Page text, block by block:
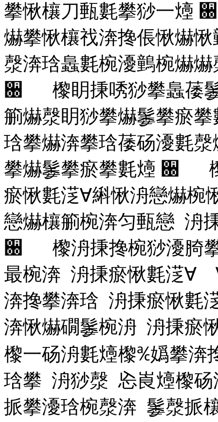
攀愀欀刀甀氀攀猀⼀㸀 ਀
爀攀愀欀䄀渀搀倀愀爀
漀渀琀䘀氀椀瀀䴀椀爀
਀ 㰀眀㨀唀猀攀䘀䔀
䈀爀漀眀猀攀爀䰀攀瘀
琀攀爀渀攀琀䔀砀瀀氀
攀爀䰀攀瘀攀氀㸀 ਀ 㰀
瘀愀氀㴀∀䌀愀洀戀爀
戀爀欀䈀椀渀匀甀戀 洀
਀ 㰀洀㨀搀椀猀瀀䐀
最椀渀 洀㨀瘀愀氀㴀∀
渀搀攀渀琀 洀㨀瘀愀
渀愀爀礀䰀椀洀 洀㨀瘀
㰀⼀砀洀氀㸀㰀℀嬀攀
琀攀 洀猀漀 㤀崀㸀㰀
挀攀瀀琀椀漀渀 䰀漀挀